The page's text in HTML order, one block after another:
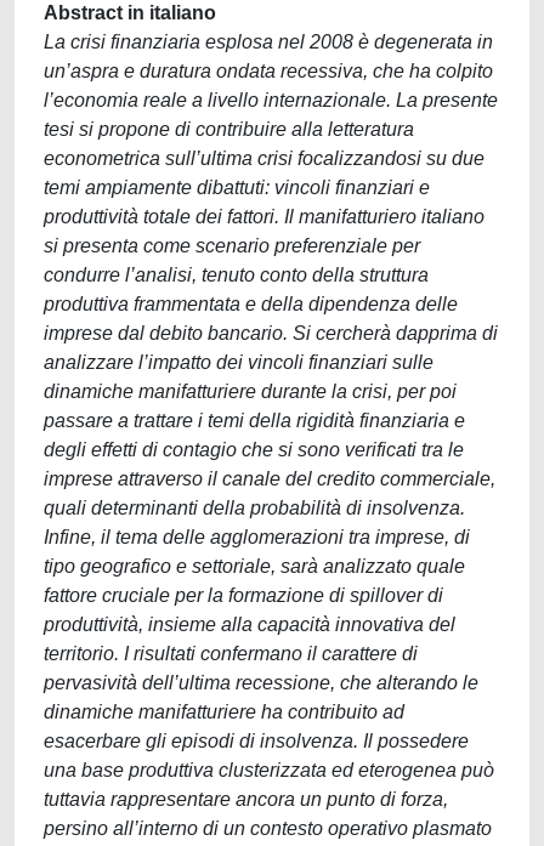
Abstract in italiano
La crisi finanziaria esplosa nel 2008 è degenerata in
un’aspra e duratura ondata recessiva, che ha colpito
l’economia reale a livello internazionale. La presente
tesi si propone di contribuire alla letteratura
econometrica sull’ultima crisi focalizzandosi su due
temi ampiamente dibattuti: vincoli finanziari e
produttività totale dei fattori. Il manifatturiero italiano
si presenta come scenario preferenziale per
condurre l’analisi, tenuto conto della struttura
produttiva frammentata e della dipendenza delle
imprese dal debito bancario. Si cercherà dapprima di
analizzare l’impatto dei vincoli finanziari sulle
dinamiche manifatturiere durante la crisi, per poi
passare a trattare i temi della rigidità finanziaria e
degli effetti di contagio che si sono verificati tra le
imprese attraverso il canale del credito commerciale,
quali determinanti della probabilità di insolvenza.
Infine, il tema delle agglomerazioni tra imprese, di
tipo geografico e settoriale, sarà analizzato quale
fattore cruciale per la formazione di spillover di
produttività, insieme alla capacità innovativa del
territorio. I risultati confermano il carattere di
pervasività dell’ultima recessione, che alterando le
dinamiche manifatturiere ha contribuito ad
esacerbare gli episodi di insolvenza. Il possedere
una base produttiva clusterizzata ed eterogenea può
tuttavia rappresentare ancora un punto di forza,
persino all’interno di un contesto operativo plasmato